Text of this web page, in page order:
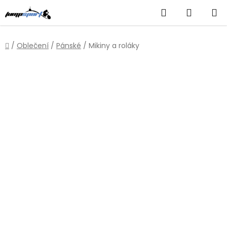
na
obsah
Hledat
KOŠÍK
Domů
/ Oblečení / Pánské / Mikiny a roláky